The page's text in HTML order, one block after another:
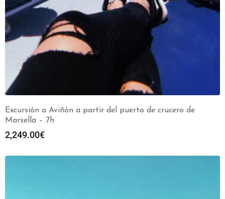
Excursión a Aviñón a partir del puerto de crucero de
Marsella – 7h
2,249.00€